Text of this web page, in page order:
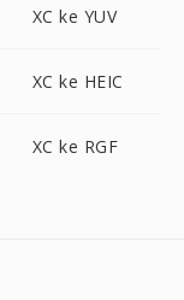
XC ke YUV
XC ke HEIC
XC ke RGF